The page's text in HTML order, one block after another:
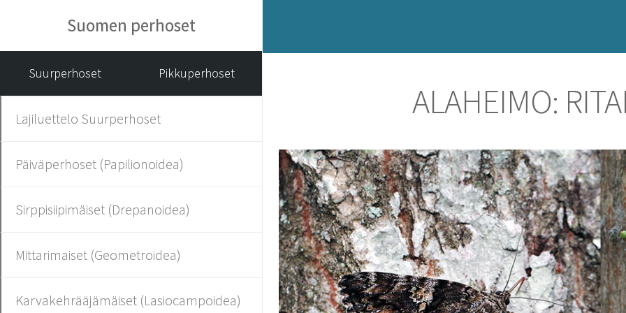
Suomen perhoset
Suurperhoset Pikkuperhoset
Lajiluettelo Suurperhoset
Päiväperhoset (Papilionoidea)
Sirppisiipimäiset (Drepanoidea)
Mittarimaiset (Geometroidea)
Karvakehrääjämäiset (Lasiocampoidea)
ALAHEIMO: